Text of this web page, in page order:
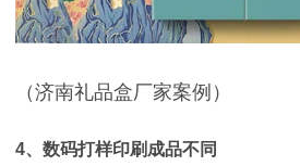
（济南礼品盒厂家案例）
4、数码打样印刷成品不同